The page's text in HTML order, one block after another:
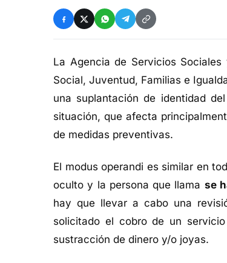
La Agencia de Servicios
Social, Juventud, Familias e
una suplantación de identidad
situación, que afecta
de medidas preventivas.
El modus operandi es similar en
oculto y la persona que llama se
hay que llevar a cabo una
solicitado el cobro de un
sustracción de dinero y/o joyas.